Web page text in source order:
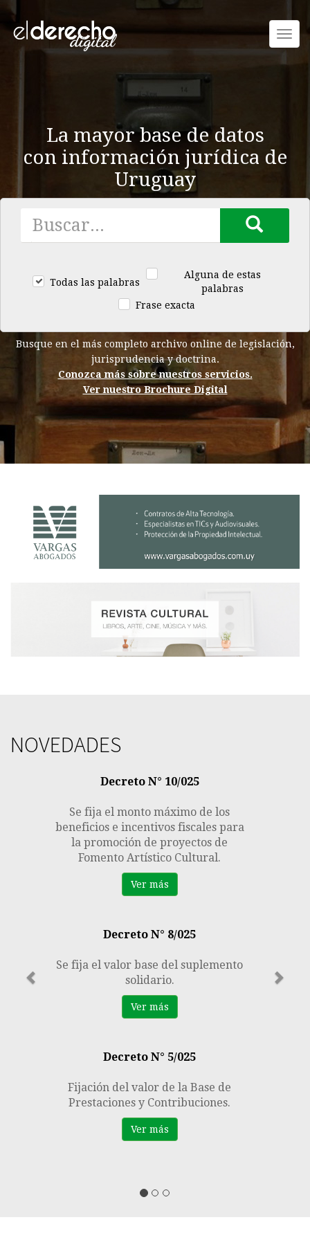
La mayor base de datos
con información jurídica de
Uruguay
Todas las palabras
Alguna de estas
palabras
Frase exacta
Busque en el más completo archivo online de legislación,
jurisprudencia y doctrina.
Conozca más sobre nuestros servicios.
Ver nuestro Brochure Digital
NOVEDADES
Decreto N° 10/025
Se fija el monto máximo de los
beneficios e incentivos fiscales para
la promoción de proyectos de
Fomento Artístico Cultural.
Ver más
Decreto N° 8/025
Se fija el valor base del suplemento
solidario.
Ver más
Decreto N° 5/025
Fijación del valor de la Base de
Prestaciones y Contribuciones.
Ver más